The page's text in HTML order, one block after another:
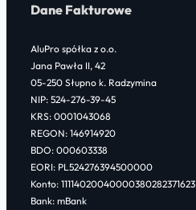
c
b
o
o
k
i
e
r
n
e
d
I
n
Dane Fakturowe
AluPro spółka z o.o.
Jana Pawła II, 42
05-250 Słupno k. Radzymina
NIP: 524-276-39-45
KRS: 0001043068
REGON: 146914920
BDO: 000603338
EORI: PL524276394500000
Konto: 11114020040000380282371623
Bank: mBank